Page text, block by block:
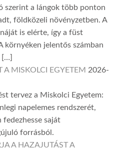
szerint a lángok több ponton
földközeli növényzetben. A
is elérte, így a füst
környéken jelentős számban
MISKOLCI EGYETEM 2026-
tervez a Miskolci Egyetem:
napelemes rendszerét,
fedezhesse saját
forrásból.
A HAZAJUTÁST A